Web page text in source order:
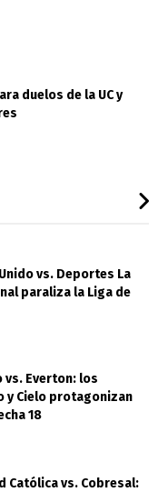
duelos de la UC y
vs. Deportes La
paraliza la Liga de
Everton: los
y Cielo protagonizan
18
Católica vs. Cobresal: